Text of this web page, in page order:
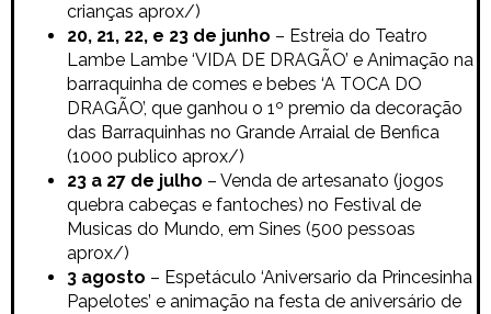
crianças aprox/)
20, 21, 22, e 23 de junho – Estreia do Teatro
Lambe Lambe ‘VIDA DE DRAGÃO’ e Animação na
barraquinha de comes e bebes ‘A TOCA DO
DRAGÃO’, que ganhou o 1º premio da decoração
das Barraquinhas no Grande Arraial de Benfica
(1000 publico aprox/)
23 a 27 de julho – Venda de artesanato (jogos
quebra cabeças e fantoches) no Festival de
Musicas do Mundo, em Sines (500 pessoas
aprox/)
3 agosto – Espetáculo ‘Aniversario da Princesinha
Papelotes’ e animação na festa de aniversário de